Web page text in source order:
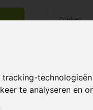
te analyseren en
14 Dagen